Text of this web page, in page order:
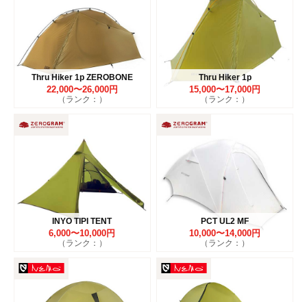
Thru Hiker 1p ZEROBONE
22,000〜26,000円
（ランク：）
Thru Hiker 1p
15,000〜17,000円
（ランク：）
INYO TIPI TENT
6,000〜10,000円
（ランク：）
PCT UL2 MF
10,000〜14,000円
（ランク：）